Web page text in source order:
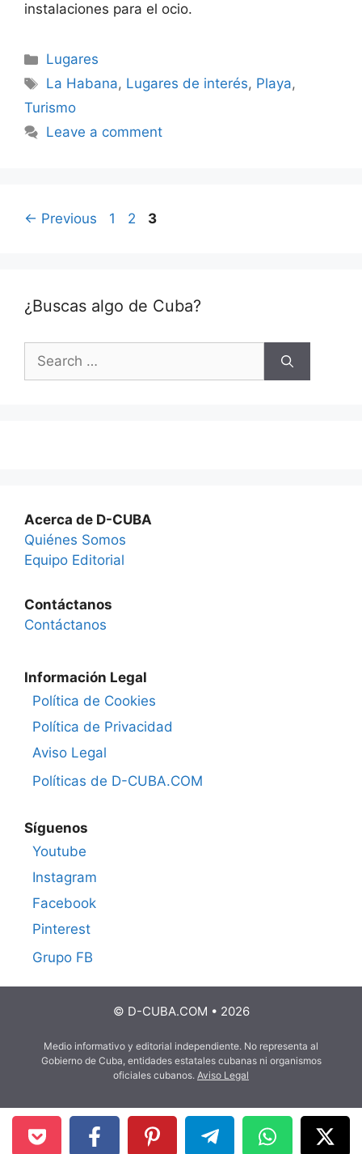
instalaciones para el ocio.
Categories
Lugares
Tags
La Habana, Lugares de interés, Playa,
Turismo
Leave a comment
← Previous Page
1 Page
2 Page
3
¿Buscas algo de Cuba?
Search
for:
Acerca de D-CUBA
Quiénes Somos
Equipo Editorial
Contáctanos
Contáctanos
Información Legal
Política de Cookies
Política de Privacidad
Aviso Legal
Políticas de D-CUBA.COM
Síguenos
Youtube
Instagram
Facebook
Pinterest
Grupo FB
© D-CUBA.COM • 2026
Medio informativo y editorial independiente. No representa al
Gobierno de Cuba, entidades estatales cubanas ni organismos
oficiales cubanos. Aviso Legal